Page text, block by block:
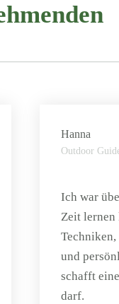
Hanna
Outdoor
Ich war
Zeit lernen
Techniken,
und
schafft
darf.